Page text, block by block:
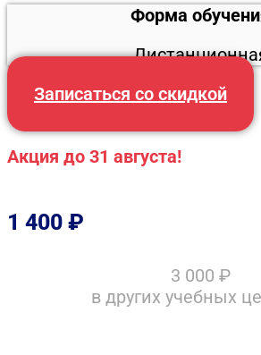
Форма
Записаться со скидкой
Акция до 31 августа!
1 400 ₽
3 000 ₽
в других учебных